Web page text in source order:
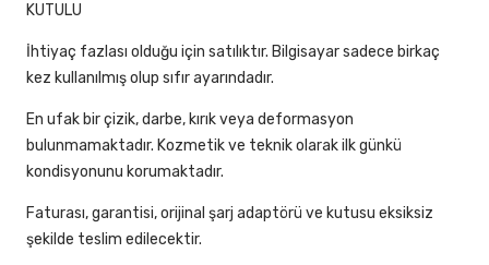
KUTULU
İhtiyaç fazlası olduğu için satılıktır. Bilgisayar sadece birkaç
kez kullanılmış olup sıfır ayarındadır.
En ufak bir çizik, darbe, kırık veya deformasyon
bulunmamaktadır. Kozmetik ve teknik olarak ilk günkü
kondisyonunu korumaktadır.
Faturası, garantisi, orijinal şarj adaptörü ve kutusu eksiksiz
şekilde teslim edilecektir.